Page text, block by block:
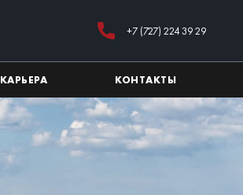
+7 (727) 224 39 29
КАРЬЕРА КОНТАКТЫ